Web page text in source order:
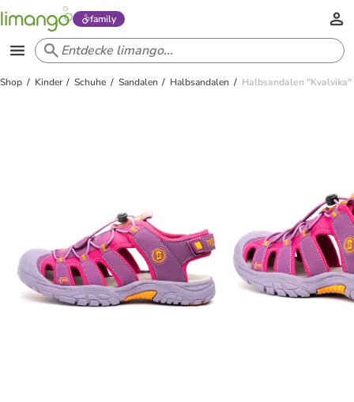
family
Shop Kinder Schuhe Sandalen Halbsandalen Halbsandalen